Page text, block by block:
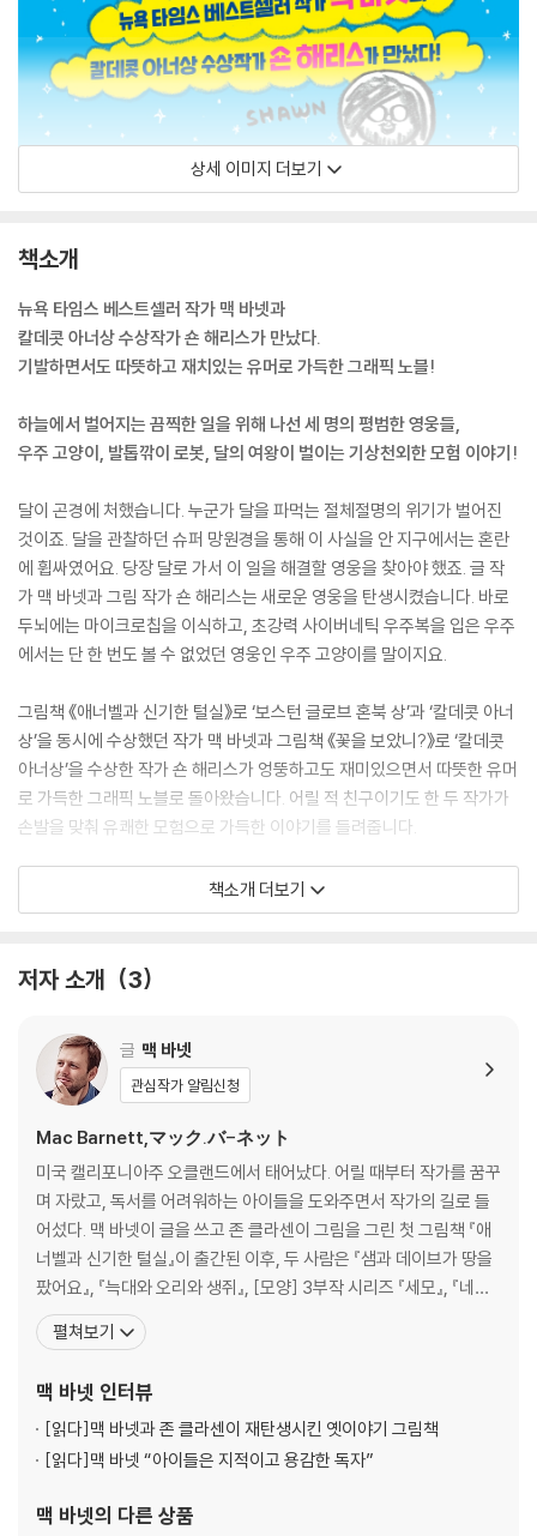
상세 이미지 더보기
책소개
뉴욕 타임스 베스트셀러 작가 맥 바넷과
칼데콧 아너상 수상작가 숀 해리스가 만났다.
기발하면서도 따뜻하고 재치있는 유머로 가득한 그래픽 노블!
하늘에서 벌어지는 끔찍한 일을 위해 나선 세 명의 평범한 영웅들,
우주 고양이, 발톱깎이 로봇, 달의 여왕이 벌이는 기상천외한 모험 이야기!
달이 곤경에 처했습니다. 누군가 달을 파먹는 절체절명의 위기가 벌어진
것이죠. 달을 관찰하던 슈퍼 망원경을 통해 이 사실을 안 지구에서는 혼란
에 휩싸였어요. 당장 달로 가서 이 일을 해결할 영웅을 찾아야 했죠. 글 작
가 맥 바넷과 그림 작가 숀 해리스는 새로운 영웅을 탄생시켰습니다. 바로
두뇌에는 마이크로칩을 이식하고, 초강력 사이버네틱 우주복을 입은 우주
에서는 단 한 번도 볼 수 없었던 영웅인 우주 고양이를 말이지요.
그림책 《애너벨과 신기한 털실》로 ‘보스턴 글로브 혼북 상’과 ‘칼데콧 아너
상’을 동시에 수상했던 작가 맥 바넷과 그림책 《꽃을 보았니?》로 ‘칼데콧
아너상’을 수상한 작가 숀 해리스가 엉뚱하고도 재미있으면서 따뜻한 유머
로 가득한 그래픽 노블로 돌아왔습니다. 어릴 적 친구이기도 한 두 작가가
손발을 맞춰 유쾌한 모험으로 가득한 이야기를 들려줍니다.
장군의 명령을 듣고 우주로 간 고양이. 이 고양이 옆엔 우주선에 몰래 올라
탄 밀항자 로봇 ‘로즈 4000’이 있었습니다. 로즈 4000은 원래 발톱깎이
면 삶의 목적을 찾을 수 있을까 싶어 로켓에 몰래 올라탔던 것이지요. 그렇
를 몰아내기 위해 긴 여정에 나섭니다. 그리고 그 과정에서 달에 사는 개성
강한 인물들을 만납니다. 곳곳에서 만나는 어려움을 차례차례 해결해 내는
세 인물이 단단한 영웅이 되어 가는 과정을 촘촘하게 그려냅니다.
아, 그런데 왜 제목에 피자가 들어갔을까요? 우주 고양이가 가장 먹고 싶
어 한 음식은 피자였지만 계속 먹지 못하지요. 과연 이 어마어마한 미션을
끝내기 전에 피자를 먹을 수 있을 것인가가 이 그래픽 노블의 재미있는 관
전 포인트이기도 합니다.
책소개 더보기
저자 소개 3
글 맥 바넷
관심작가 알림신청
Mac Barnett,マック.バ-ネット
미국 캘리포니아주 오클랜드에서 태어났다. 어릴 때부터 작가를 꿈꾸
며 자랐고, 독서를 어려워하는 아이들을 도와주면서 작가의 길로 들
어섰다. 맥 바넷이 글을 쓰고 존 클라센이 그림을 그린 첫 그림책 『애
너벨과 신기한 털실』이 출간된 이후, 두 사람은 『샘과 데이브가 땅을
팠어요』, 『늑대와 오리와 생쥐』, [모양] 3부작 시리즈 『세모』, 『네
모』, 『동그라미』, 『트롤과 염소 삼 형제』 등 여러 그림책을 함께 만들
었다. 두 작가의 협업 그림책은 칼데콧상, 케이트 그린어웨이상, 보스
는 애플tv+의 애니메이션으로 제
펼쳐보기
맥 바넷 인터뷰
[읽다]맥 바넷과 존 클라센이 재탄생시킨 옛이야기 그림책
[읽다]맥 바넷 “아이들은 지적이고 용감한 독자”
맥 바넷의 다른 상품